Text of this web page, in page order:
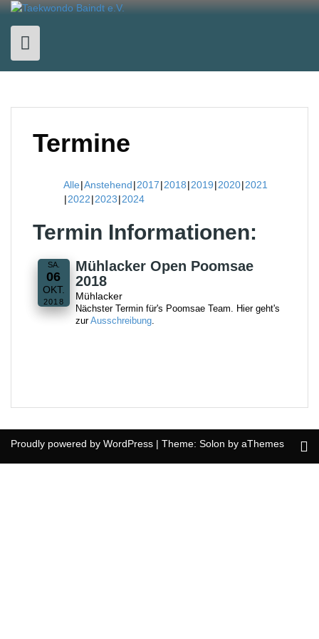
Skip
content
Termine
Alle Anstehend 2017 2018 2019 2020 2021
2022 2023 2024
Termin Informationen:
SA.
06
OKT.
2018
Mühlacker Open Poomsae
2018
Mühlacker
Nächster Termin für's Poomsae Team. Hier geht's
zurAusschreibung.
Proudly powered by WordPress | Theme: Solon by aThemes